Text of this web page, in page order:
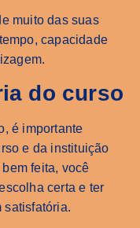
muito das suas
capacidade
do curso
é importante
e da instituição
feita, você
certa e ter
satisfatória.